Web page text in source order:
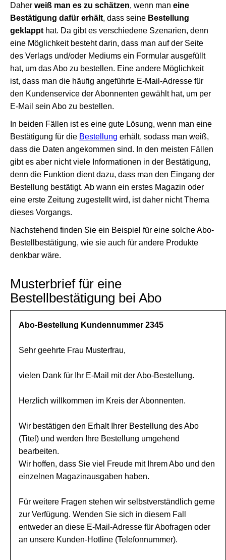
Daher weiß man es zu schätzen, wenn man eine
Bestätigung dafür erhält, dass seine Bestellung
geklappt hat. Da gibt es verschiedene Szenarien, denn
eine Möglichkeit besteht darin, dass man auf der Seite
des Verlags und/oder Mediums ein Formular ausgefüllt
hat, um das Abo zu bestellen. Eine andere Möglichkeit
ist, dass man die häufig angeführte E-Mail-Adresse für
den Kundenservice der Abonnenten gewählt hat, um per
E-Mail sein Abo zu bestellen.
In beiden Fällen ist es eine gute Lösung, wenn man eine
Bestätigung für die Bestellung erhält, sodass man weiß,
dass die Daten angekommen sind. In den meisten Fällen
gibt es aber nicht viele Informationen in der Bestätigung,
denn die Funktion dient dazu, dass man den Eingang der
Bestellung bestätigt. Ab wann ein erstes Magazin oder
eine erste Zeitung zugestellt wird, ist daher nicht Thema
dieses Vorgangs.
Nachstehend finden Sie ein Beispiel für eine solche Abo-
Bestellbestätigung, wie sie auch für andere Produkte
denkbar wäre.
Musterbrief für eine
Bestellbestätigung bei Abo
Abo-Bestellung Kundennummer 2345
Sehr geehrte Frau Musterfrau,
vielen Dank für Ihr E-Mail mit der Abo-Bestellung.
Herzlich willkommen im Kreis der Abonnenten.
Wir bestätigen den Erhalt Ihrer Bestellung des Abo
(Titel) und werden Ihre Bestellung umgehend
bearbeiten.
Wir hoffen, dass Sie viel Freude mit Ihrem Abo und den
einzelnen Magazinausgaben haben.
Für weitere Fragen stehen wir selbstverständlich gerne
zur Verfügung. Wenden Sie sich in diesem Fall
entweder an diese E-Mail-Adresse für Abofragen oder
an unsere Kunden-Hotline (Telefonnummer).